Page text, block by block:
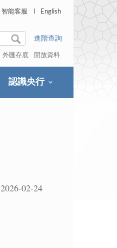
智能客服 English
進階查詢
外匯存底 開放資料
認識央行
2026-02-24